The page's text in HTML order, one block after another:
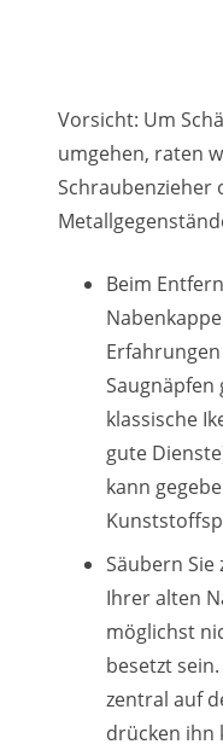
Vorsicht: Um
umgehen, raten
Schraubenzieher
Beim
Saugnäpfen
klassische
gute
kann
Säubern
Ihrer alten
möglichst
besetzt
zentral auf
drücken ihn